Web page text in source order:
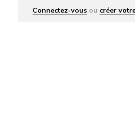
Connectez-vous ou créer